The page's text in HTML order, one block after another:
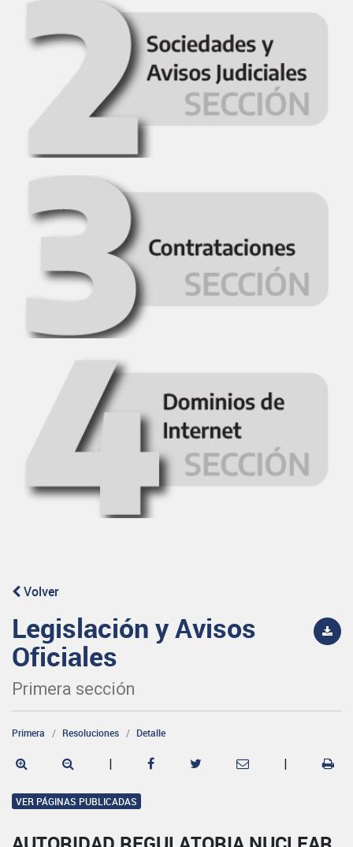
Volver
Legislación y Avisos
Oficiales
Primera sección
Primera Resoluciones Detalle
| |
VER PÁGINAS PUBLICADAS